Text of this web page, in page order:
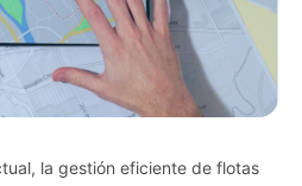
la gestión eficiente de flotas